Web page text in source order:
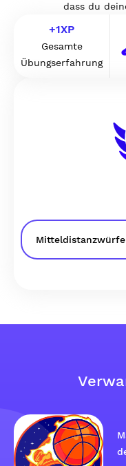
dass du
+1XP
Gesamte
Übungserfahrung
Mitteldistanzwürfe